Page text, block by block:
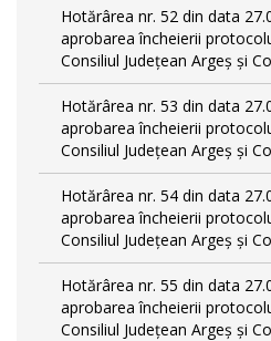
Hotărârea nr. 52 din data
aprobarea încheierii
Consiliul Județean Argeș și
Hotărârea nr. 53 din data
aprobarea încheierii
Consiliul Județean Argeș și
Hotărârea nr. 54 din data
aprobarea încheierii
Consiliul Județean Argeș și
Hotărârea nr. 55 din data
aprobarea încheierii
Consiliul Județean Argeș și